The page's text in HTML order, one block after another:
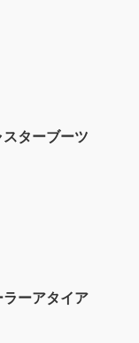
ターブーツ
ーアタイア